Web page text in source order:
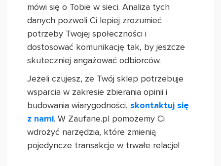
mówi się o Tobie w sieci. Analiza tych
danych pozwoli Ci lepiej zrozumieć
potrzeby Twojej społeczności i
dostosować komunikację tak, by jeszcze
skuteczniej angażować odbiorców.
Jeżeli czujesz, że Twój sklep potrzebuje
wsparcia w zakresie zbierania opinii i
budowania wiarygodności, skontaktuj się
z nami. W Zaufane.pl pomożemy Ci
wdrożyć narzędzia, które zmienią
pojedyncze transakcje w trwałe relacje!